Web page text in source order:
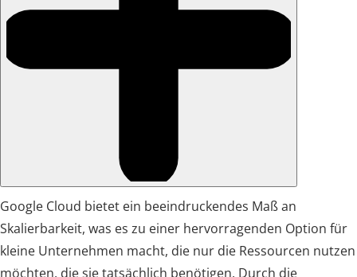
Google Cloud bietet ein beeindruckendes Maß an
Skalierbarkeit, was es zu einer hervorragenden Option für
kleine Unternehmen macht, die nur die Ressourcen nutzen
möchten, die sie tatsächlich benötigen. Durch die